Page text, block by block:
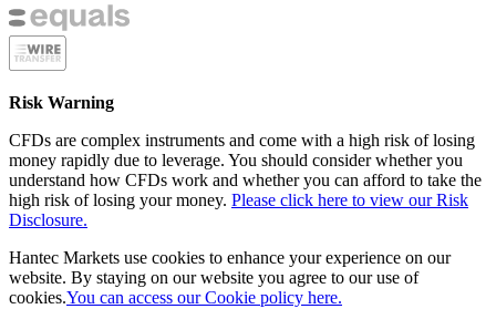
Risk Warning
CFDs are complex instruments and come with a high risk of losing
money rapidly due to leverage. You should consider whether you
understand how CFDs work and whether you can afford to take the
high risk of losing your money. Please click here to view our Risk
Disclosure.
Hantec Markets use cookies to enhance your experience on our
website. By staying on our website you agree to our use of
cookies.You can access our Cookie policy here.